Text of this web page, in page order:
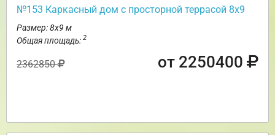
№153 Каркасный дом с просторной террасой 8х9
Размер: 8х9 м
Общая площадь: 2
2362850 от 2250400